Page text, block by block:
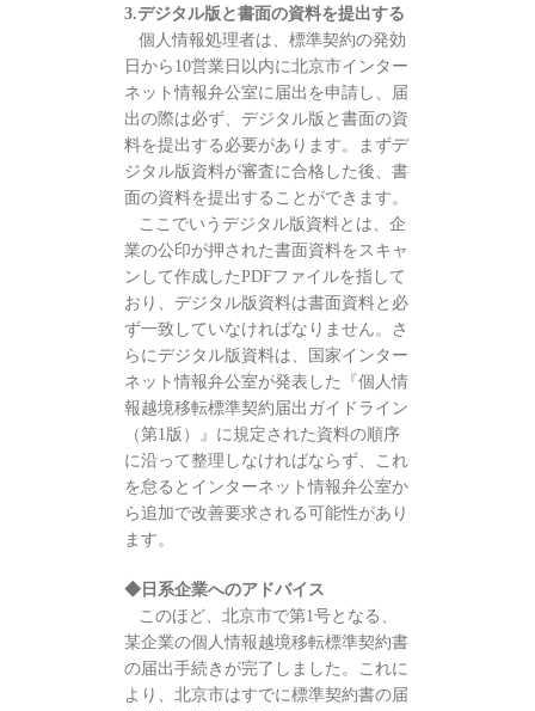
3.デジタル版と書面の資料を提出する
個人情報処理者は、標準契約の発効
日から10営業日以内に北京市インター
ネット情報弁公室に届出を申請し、届
出の際は必ず、デジタル版と書面の資
料を提出する必要があります。まずデ
ジタル版資料が審査に合格した後、書
面の資料を提出することができます。
ここでいうデジタル版資料とは、企
業の公印が押された書面資料をスキャ
ンして作成したPDFファイルを指して
おり、デジタル版資料は書面資料と必
ず一致していなければなりません。さ
らにデジタル版資料は、国家インター
ネット情報弁公室が発表した『個人情
報越境移転標準契約届出ガイドライン
（第1版）』に規定された資料の順序
に沿って整理しなければならず、これ
を怠るとインターネット情報弁公室か
ら追加で改善要求される可能性があり
ます。
◆日系企業へのアドバイス
このほど、北京市で第1号となる、
某企業の個人情報越境移転標準契約書
の届出手続きが完了しました。これに
より、北京市はすでに標準契約書の届